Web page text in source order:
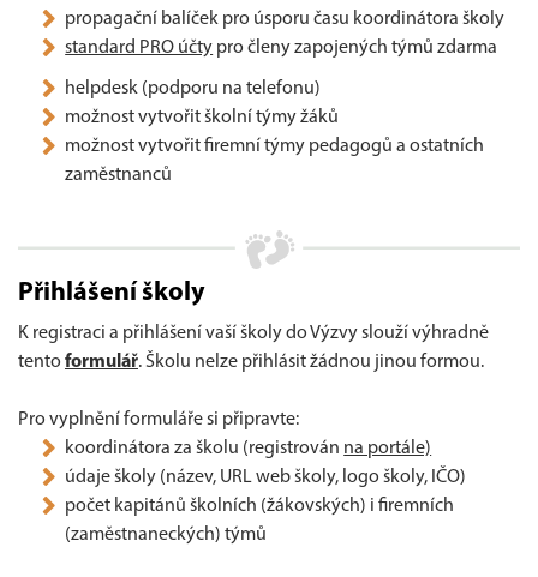
propagační balíček pro úsporu času koordinátora školy
standard PRO účty pro členy zapojených týmů zdarma
helpdesk (podporu na telefonu)
možnost vytvořit školní týmy žáků
možnost vytvořit firemní týmy pedagogů a ostatních
zaměstnanců
Přihlášení školy
K registraci a přihlášení vaší školy do Výzvy slouží výhradně
tento formulář. Školu nelze přihlásit žádnou jinou formou.
Pro vyplnění formuláře si připravte:
koordinátora za školu (registrován na portále)
údaje školy (název, URL web školy, logo školy, IČO)
počet kapitánů školních (žákovských) i firemních
(zaměstnaneckých) týmů